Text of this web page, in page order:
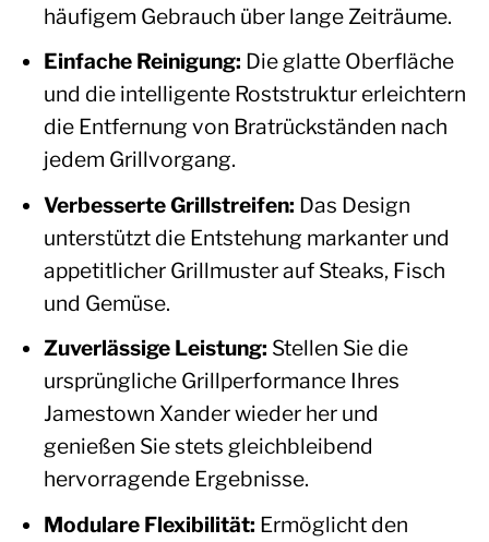
häufigem Gebrauch über lange Zeiträume.
Einfache Reinigung: Die glatte Oberfläche
und die intelligente Roststruktur erleichtern
die Entfernung von Bratrückständen nach
jedem Grillvorgang.
Verbesserte Grillstreifen: Das Design
unterstützt die Entstehung markanter und
appetitlicher Grillmuster auf Steaks, Fisch
und Gemüse.
Zuverlässige Leistung: Stellen Sie die
ursprüngliche Grillperformance Ihres
Jamestown Xander wieder her und
genießen Sie stets gleichbleibend
hervorragende Ergebnisse.
Modulare Flexibilität: Ermöglicht den